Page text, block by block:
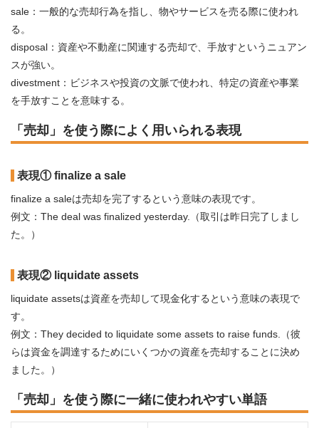
sale：一般的な売却行為を指し、物やサービスを売る際に使われ
る。
disposal：資産や不動産に関連する売却で、手放すというニュアン
スが強い。
divestment：ビジネスや投資の文脈で使われ、特定の資産や事業
を手放すことを意味する。
「売却」を使う際によく用いられる表現
表現① finalize a sale
finalize a saleは売却を完了するという意味の表現です。
例文：The deal was finalized yesterday.（取引は昨日完了しまし
た。）
表現② liquidate assets
liquidate assetsは資産を売却して現金化するという意味の表現で
す。
例文：They decided to liquidate some assets to raise funds.（彼
らは資金を調達するためにいくつかの資産を売却することに決め
ました。）
「売却」を使う際に一緒に使われやすい単語